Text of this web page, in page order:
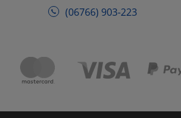
(06766) 903-223